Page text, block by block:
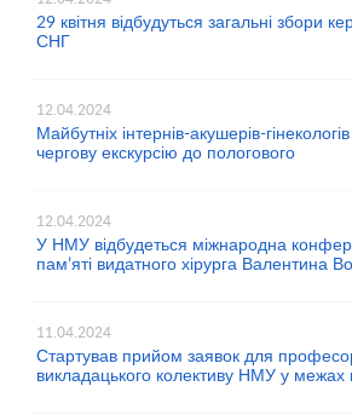
29 квітня відбудуться загальні збори
СНГ
12.04.2024
Майбутніх інтернів-акушерів-
чергову екскурсію до пологового
12.04.2024
У НМУ відбудеться міжнародна
пам’яті видатного хірурга Валентина
11.04.2024
Стартував прийом заявок для
викладацького колективу НМУ у межах